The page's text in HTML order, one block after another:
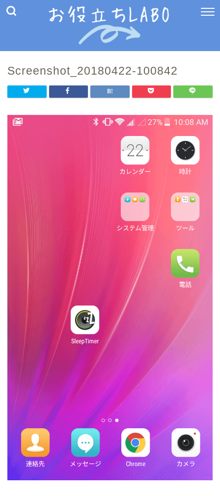
Screenshot_20180422-100842